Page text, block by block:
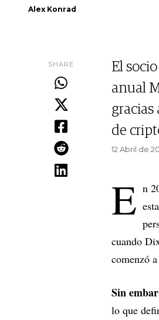
Alex Konrad
SHARE
El
anual
de
12 Abril de
E n
cuando
comenzó
Sin
lo que